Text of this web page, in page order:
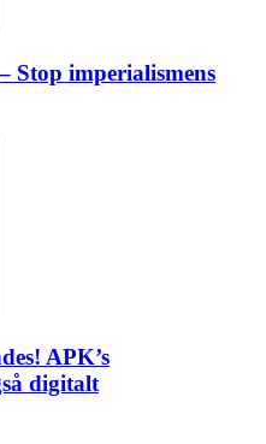
Stop imperialismens
APK’s
digitalt